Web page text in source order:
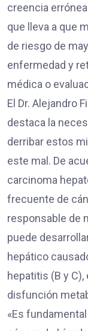
creencia
que lleva a que
de riesgo de
enfermedad y
médica o
El Dr. Alejandro
destaca la
derribar estos
este mal. De
carcinoma
frecuente de
responsable de
puede
hepático
hepatitis (B y
disfunción
«Es